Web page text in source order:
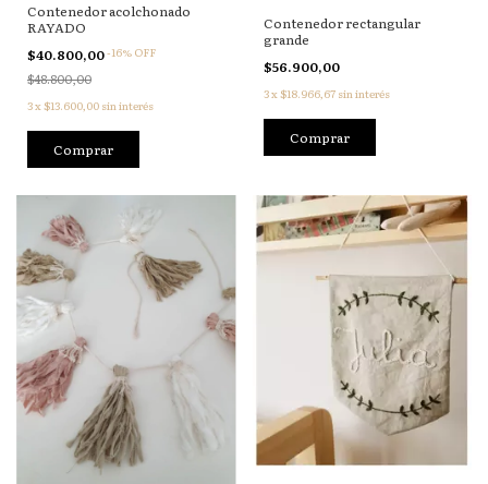
Contenedor acolchonado
RAYADO
$40.800,00-16% OFF
$48.800,00
3x$13.600,00 sin interés
Comprar
Contenedor rectangular
grande
$56.900,00
3x $18.966,67 sin interés
Comprar